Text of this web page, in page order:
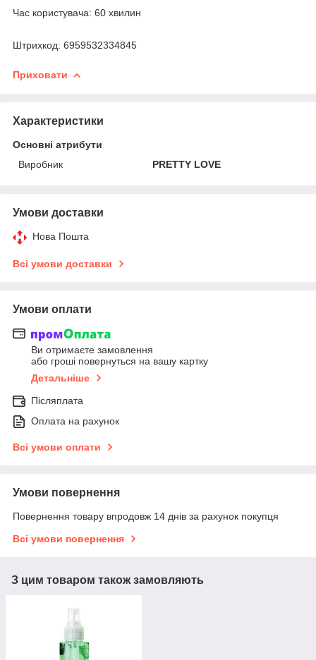
Час користувача: 60 хвилин
Штрихкод: 6959532334845
Приховати
Характеристики
Основні атрибути
Виробник
PRETTY LOVE
Умови доставки
Нова Пошта
Всі умови доставки
Умови оплати
Ви отримаєте замовлення
або гроші повернуться на вашу картку
Детальніше
Післяплата
Оплата на рахунок
Всі умови оплати
Умови повернення
Повернення товару впродовж 14 днів за рахунок покупця
Всі умови повернення
З цим товаром також замовляють